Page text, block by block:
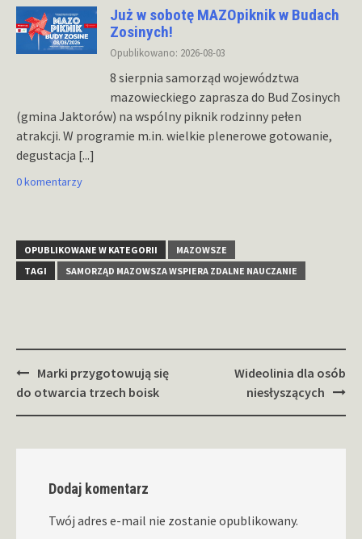
Już w sobotę MAZOpiknik w Budach
Zosinych!
Opublikowano: 2026-08-03
8 sierpnia samorząd województwa
mazowieckiego zaprasza do Bud Zosinych
(gmina Jaktorów) na wspólny piknik rodzinny pełen
atrakcji. W programie m.in. wielkie plenerowe gotowanie,
degustacja [...]
0 komentarzy
OPUBLIKOWANE W KATEGORII
MAZOWSZE
TAGI
SAMORZĄD MAZOWSZA WSPIERA ZDALNE NAUCZANIE
Zobacz
wpisy
Marki przygotowują się
do otwarcia trzech boisk
Wideolinia dla osób
niesłyszących
Dodaj komentarz
Twój adres e-mail nie zostanie opublikowany.